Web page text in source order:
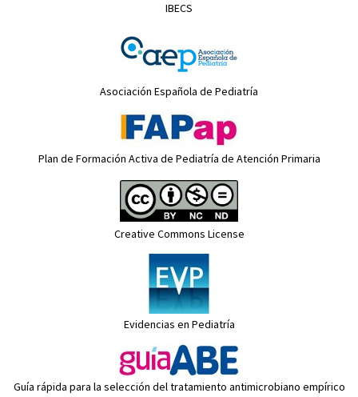
IBECS
Asociación Española de Pediatría
Plan de Formación Activa de Pediatría de Atención Primaria
Creative Commons License
Evidencias en Pediatría
Guía rápida para la selección del tratamiento antimicrobiano empírico